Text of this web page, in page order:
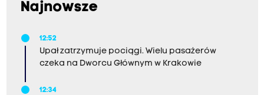
Najnowsze
12:52
Upał zatrzymuje pociągi. Wielu pasażerów
czeka na Dworcu Głównym w Krakowie
12:34